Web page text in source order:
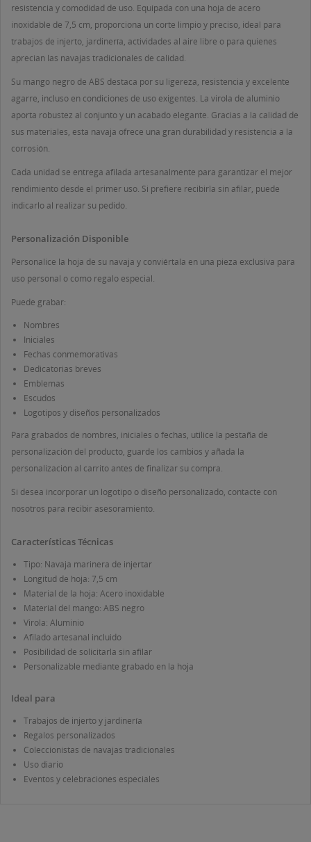
resistencia y comodidad de uso. Equipada con una hoja de acero
inoxidable de 7,5 cm, proporciona un corte limpio y preciso, ideal para
trabajos de injerto, jardinería, actividades al aire libre o para quienes
aprecian las navajas tradicionales de calidad.
Su mango negro de ABS destaca por su ligereza, resistencia y excelente
agarre, incluso en condiciones de uso exigentes. La virola de aluminio
aporta robustez al conjunto y un acabado elegante. Gracias a la calidad de
sus materiales, esta navaja ofrece una gran durabilidad y resistencia a la
corrosión.
Cada unidad se entrega afilada artesanalmente para garantizar el mejor
rendimiento desde el primer uso. Si prefiere recibirla sin afilar, puede
indicarlo al realizar su pedido.
Personalización Disponible
Personalice la hoja de su navaja y conviértala en una pieza exclusiva para
uso personal o como regalo especial.
Puede grabar:
Nombres
Iniciales
Fechas conmemorativas
Dedicatorias breves
Emblemas
Escudos
Logotipos y diseños personalizados
Para grabados de nombres, iniciales o fechas, utilice la pestaña de
personalización del producto, guarde los cambios y añada la
personalización al carrito antes de finalizar su compra.
Si desea incorporar un logotipo o diseño personalizado, contacte con
nosotros para recibir asesoramiento.
Características Técnicas
Tipo: Navaja marinera de injertar
Longitud de hoja: 7,5 cm
Material de la hoja: Acero inoxidable
Material del mango: ABS negro
Virola: Aluminio
Afilado artesanal incluido
Posibilidad de solicitarla sin afilar
Personalizable mediante grabado en la hoja
Ideal para
Trabajos de injerto y jardinería
Regalos personalizados
Coleccionistas de navajas tradicionales
Uso diario
Eventos y celebraciones especiales
MI LISTA DE DESEOS
Crear nueva lista
((TITLE))
((LABEL))
INICIAR SESIÓN
Debe iniciar sesión para guardar productos en su lista
de deseos.